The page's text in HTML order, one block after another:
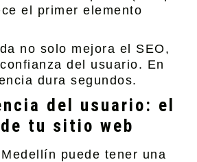
el primer elemento
no solo mejora el SEO,
del usuario. En
dura segundos.
del usuario: el
tu sitio web
puede tener una